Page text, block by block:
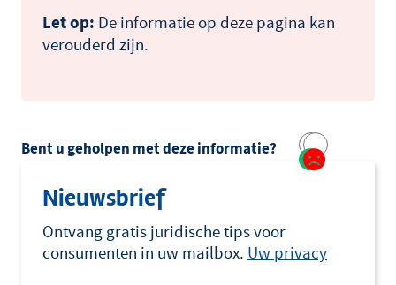
Let op: De informatie op deze pagina kan
verouderd zijn.
Bent u geholpen met deze informatie?
Nieuwsbrief
Ontvang gratis juridische tips voor
consumenten in uw mailbox. Uw privacy